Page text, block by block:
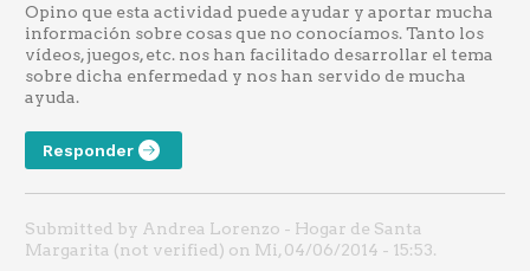
Opino que esta actividad puede ayudar y aportar mucha
información sobre cosas que no conocíamos. Tanto los
vídeos, juegos, etc. nos han facilitado desarrollar el tema
sobre dicha enfermedad y nos han servido de mucha
ayuda.
Responder
Submitted by Andrea Lorenzo - Hogar de Santa
Margarita (not verified) on Mi, 04/06/2014 - 15:53.